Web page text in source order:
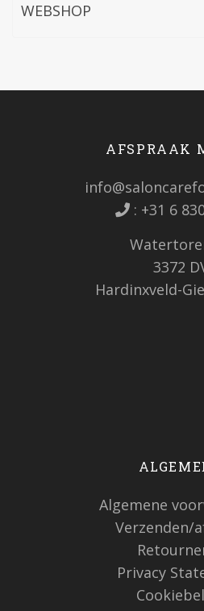
WEBSHOP
AFSPRAAK
: +31 6
3372
Hardinxveld-
Algemene
Verzenden/
Privacy